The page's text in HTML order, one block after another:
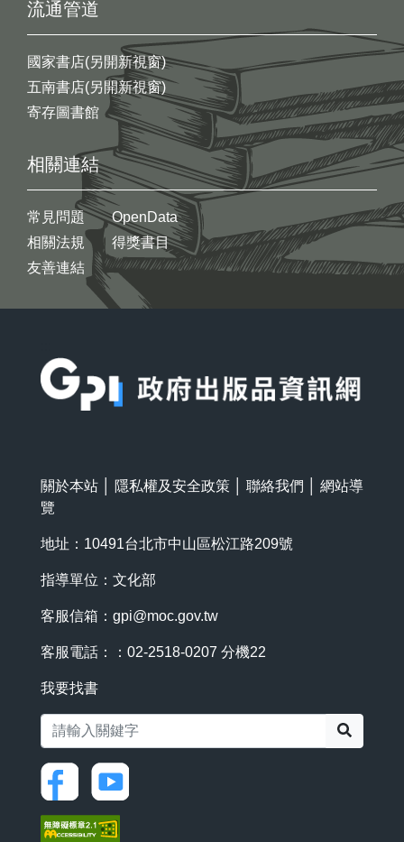
流通管道
國家書店(另開新視窗)
五南書店(另開新視窗)
寄存圖書館
相關連結
常見問題
相關法規
友善連結
OpenData
得獎書目
關於本站 隱私權及安全政策 聯絡我們
網站導
覽
地址：10491台北市中山區松江路209號
指導單位：文化部
客服信箱： gpi@moc.gov.tw
客服電話：：02-2518-0207 分機22
我要找書